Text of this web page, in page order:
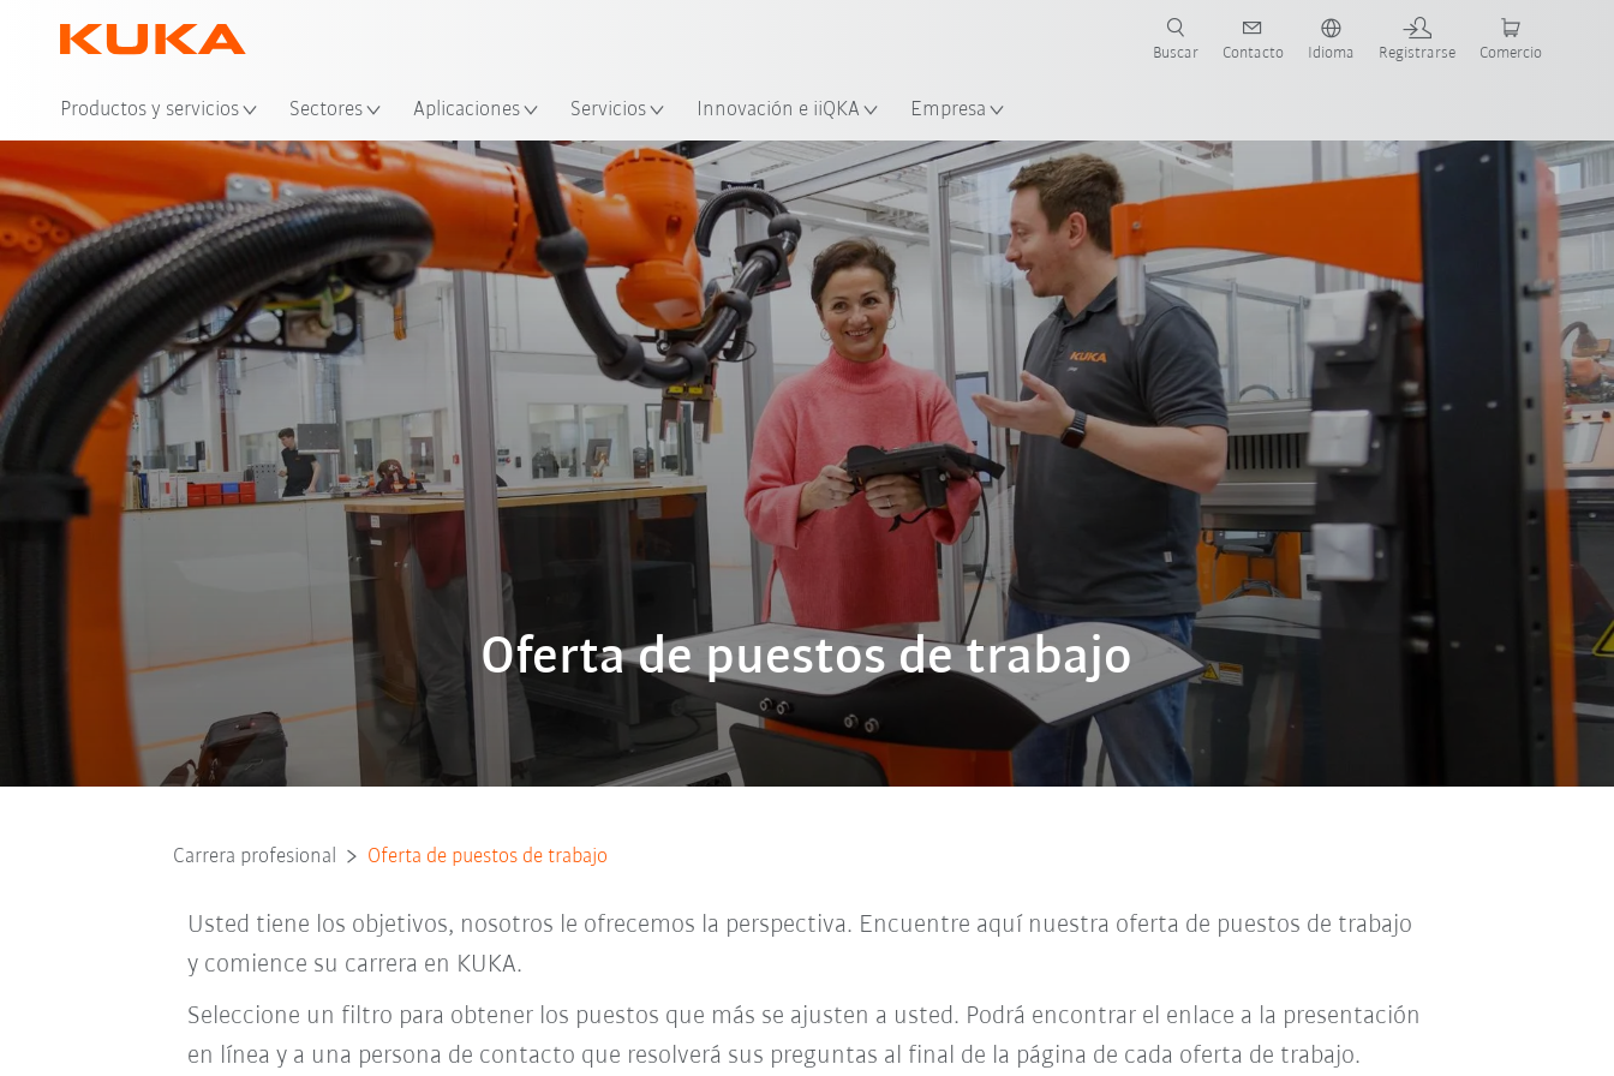
Productos y servicios Sectores Aplicaciones Servicios Innovación e iiQKA Empresa
Buscar Contacto Idioma Registrarse Comercio
Oferta de puestos de trabajo
Carrera profesional Oferta de puestos de trabajo
Usted tiene los objetivos, nosotros le ofrecemos la perspectiva. Encuentre aquí nuestra oferta de puestos de trabajo
y comience su carrera en KUKA.
Seleccione un filtro para obtener los puestos que más se ajusten a usted. Podrá encontrar el enlace a la presentación
en línea y a una persona de contacto que resolverá sus preguntas al final de la página de cada oferta de trabajo.